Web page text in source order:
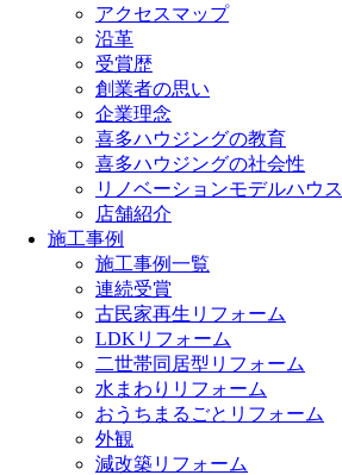
アクセスマップ
沿革
受賞歴
創業者の思い
企業理念
喜多ハウジングの教育
喜多ハウジングの社会性
リノベーションモデルハウス
店舗紹介
施工事例
施工事例一覧
連続受賞
古民家再生リフォーム
LDKリフォーム
二世帯同居型リフォーム
水まわりリフォーム
おうちまるごとリフォーム
外観
減改築リフォーム